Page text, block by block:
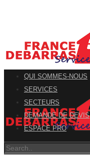
QUI SOMMES-NOUS
SERVICES
SECTEURS
DEMANDE DE DEVIS
ESPACE PRO